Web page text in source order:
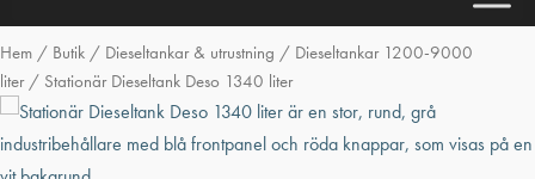
Hem / Butik / Dieseltankar & utrustning / Dieseltankar 1200-9000
liter/ Stationär Dieseltank Deso 1340 liter